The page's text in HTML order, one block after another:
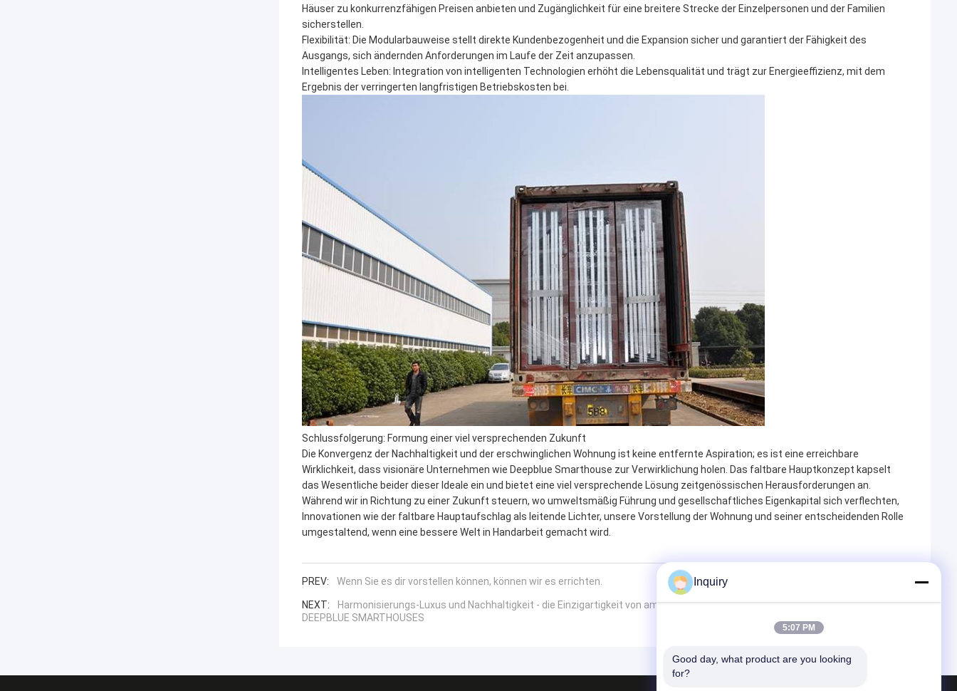
Häuser zu konkurrenzfähigen Preisen anbieten und Zugänglichkeit für eine breitere Strecke der Einzelpersonen und der Familien
sicherstellen.
Flexibilität: Die Modularbauweise stellt direkte Kundenbezogenheit und die Expansion sicher und garantiert der Fähigkeit des
Ausgangs, sich ändernden Anforderungen im Laufe der Zeit anzupassen.
Intelligentes Leben: Integration von intelligenten Technologien erhöht die Lebensqualität und trägt zur Energieeffizienz, mit dem
Ergebnis der verringerten langfristigen Betriebskosten bei.
Schlussfolgerung: Formung einer viel versprechenden Zukunft
Die Konvergenz der Nachhaltigkeit und der erschwinglichen Wohnung ist keine entfernte Aspiration; es ist eine erreichbare
Wirklichkeit, dass visionäre Unternehmen wie Deepblue Smarthouse zur Verwirklichung holen. Das faltbare Hauptkonzept kapselt
das Wesentliche beider dieser Ideale ein und bietet eine viel versprechende Lösung zeitgenössischen Herausforderungen an.
Während wir in Richtung zu einer Zukunft steuern, wo umweltsmäßig Führung und gesellschaftliches Eigenkapital sich verflechten,
Innovationen wie der faltbare Hauptaufschlag als leitende Lichter, unsere Vorstellung der Wohnung und seiner entscheidenden Rolle
umgestaltend, wenn eine bessere Welt in Handarbeit gemacht wird.
PREV: Wenn Sie es dir vorstellen können, können wir es errichten.
NEXT:
Harmonisierungs-Luxus und Nachhaltigkeit - die Einzigartigkeit von amerikanischen hellen Stahlstandardlandhäusern
DEEPBLUE SMARTHOUSES
Inquiry
5:07 PM
Good day, what product are you looking
for?